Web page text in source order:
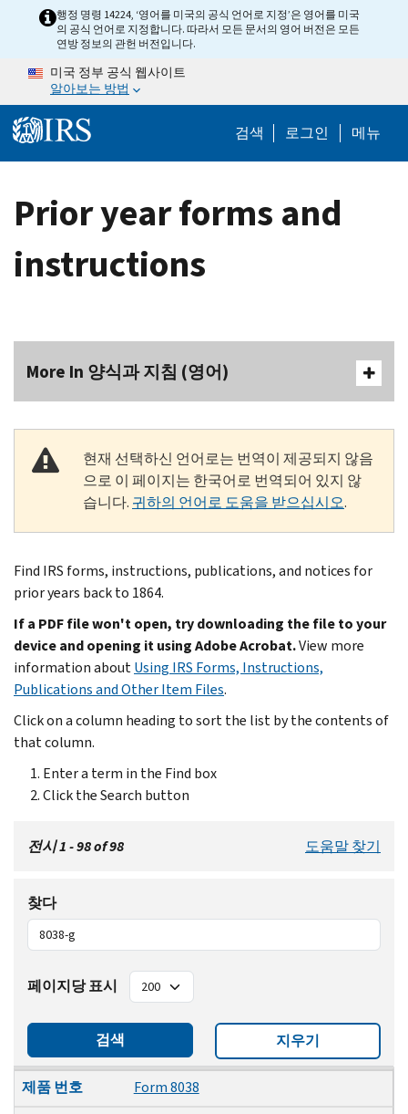
Skip to main content
행정 명령 14224, ‘영어를 미국의 공식 언어로 지정’은 영어를 미국
의 공식 언어로 지정합니다. 따라서 모든 문서의 영어 버전은 모든
연방 정보의 관헌 버전입니다.
미국 정부 공식 웹사이트
알아보는 방법
검색 Help Menu
로그인 메뉴
Prior year forms and
instructions
More In 양식과 지침 (영어)
현재 선택하신 언어로는 번역이 제공되지 않음
으로 이 페이지는 한국어로 번역되어 있지 않
습니다. 귀하의 언어로 도움을 받으십시오.
Find IRS forms, instructions, publications, and notices for
prior years back to 1864.
If a PDF file won't open, try downloading the file to your
device and opening it using Adobe Acrobat.View more
information aboutUsing IRS Forms, Instructions,
Publications and Other Item Files.
Click on a column heading to sort the list by the contents of
that column.
Enter a term in the Find box
Click the Search button
전시 1 - 98 of 98 도움말 찾기
찾다
페이지당 표시
검색 지우기
제품 번호
제목
개정일
제품 번호
Form 8038